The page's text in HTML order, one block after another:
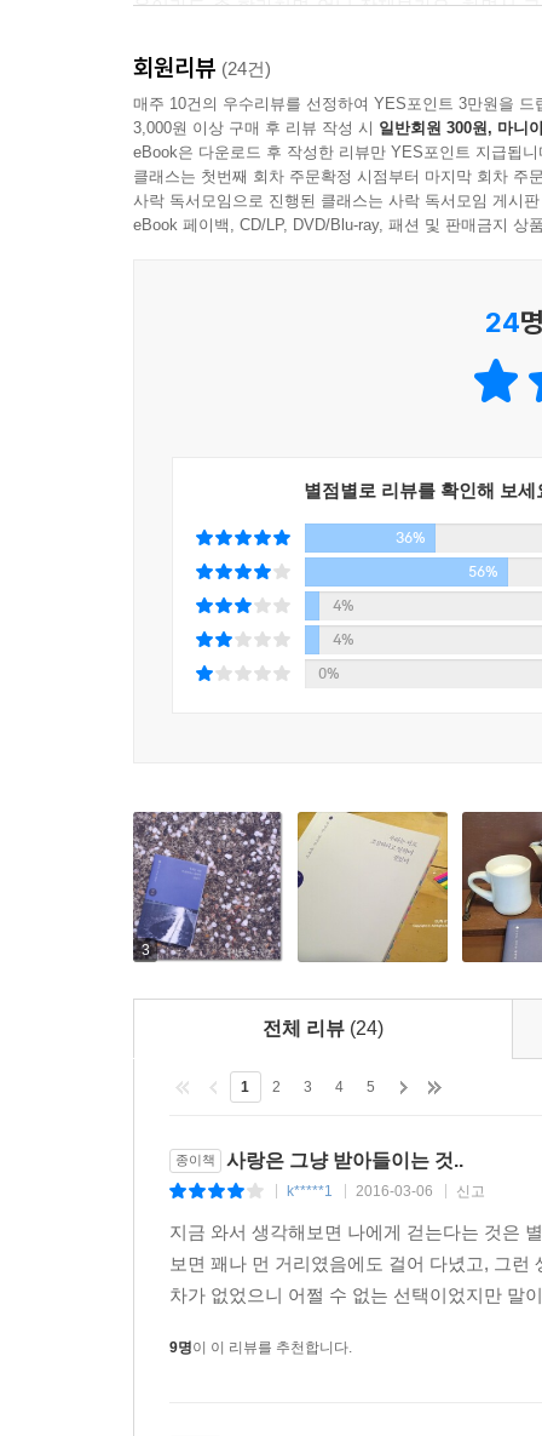
결혼식 없이 살겠다고 했습니다. 어떤 ‘식’이라
주위에서 그래도 밥 한 끼는 먹어야 하지 않
힘이었습니다. 그래, 책으로 공표를 하자, 책으로
우리들의 비밀 프로젝트는 그렇게 시작되었습니
섬세함에 그 빗질을 매일같이 반복하는 장석주
이는 남녀관계에서뿐 아니라 글쟁이로서의
일상을 가장 먼저 훔쳐본 사람으로서 그 첫 감
앞선 여자와 감성보다는 이성이 앞선 남자가
충분했습니다. 몸을 목까지 푹 담그기에 적합한
심정이었습니다. 노곤한 잠이 밀려왔고 자고
없었습니다.
남녀의 사랑, 남녀의 연애, 남녀의 결혼을 다룬
팽팽하게 시소를 탔던 그 불안함이 치유되어가
책이기는 합니다.
결혼식을 대신하는 책. 사례를 찾아보니 그런
무엇보다 시를 쓰는 시인들이기에, 신부는
귀여운 퍼포먼스도 용인이 되는 게 아닐까 합니다.
이 책의 출간을 말미암아 두 사람의 결혼식은 12
축하하는 술 한 잔을 서로에게 권하겠지요.
작가의 말
우리는 ‘새벽의 나무 둘’처럼
“네 이름을 발음하는 내 입술에 몇 개의 별들이 얼
욕이라도 좀 할라치면 언니 장제부가요, 하면서
사실 저는 장제부를 잘 몰라요. 시인이자 저술가
검색어에 출판사 ‘청하’를 쳐서 일단 다 사들여
차는 날이 올 줄 그 누가 알았겠어요. 내리는 눈은
이 둘도 알았겠냐고요. 음, 알았을까나요. 연준이
동안 지독한 사랑으로 서로를 결박해온 두 사람의
김민정(시인)
회원리뷰 (24건)
매주 10건의 우수리뷰를 선정하여 YES포인트 3만원을 드
3,000원 이상 구매 후 리뷰 작성 시 일반회원 300원, 마니
eBook은 다운로드 후 작성한 리뷰만 YES포인트 지급됩니
클래스는 첫번째 회차 주문확정 시점부터 마지막 회차 주
사락 독서모임으로 진행된 클래스는 사락 독서모임 게시
eBook 페이백, CD/LP, DVD/Blu-ray, 패션 및 판매금지 상
24
별점별로 리뷰를 확인해 보세
36%
56%
4%
4%
0%
3
전체 리뷰 (24)
1 2 3 4 5
종이책 사랑은 그냥 받아들이는 것..
k*****1 2016-03-06 신고
지금 와서 생각해보면 나에게 걷는다는 것은
보면 꽤나 먼 거리였음에도 걸어 다녔고, 그
차가 없었으니 어쩔 수 없는 선택이었지만 말
9명이 이 리뷰를 추천합니다.